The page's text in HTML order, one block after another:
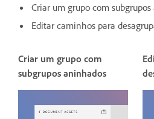
Criar um grupo com
Editar caminhos para
Criar um grupo com
subgrupos aninhados